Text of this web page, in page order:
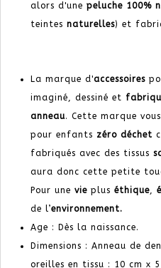
alors d'une peluche 100%
teintes naturelles) et
La marque d'accessoires
imaginé, dessiné et
anneau. Cette marque
pour enfants zéro déchet
fabriqués avec des tissus
aura donc cette petite
Pour une vie plus éthique,
de l’environnement.
Age : Dès la naissance.
Dimensions : Anneau de
oreilles en tissu : 10 cm x 5